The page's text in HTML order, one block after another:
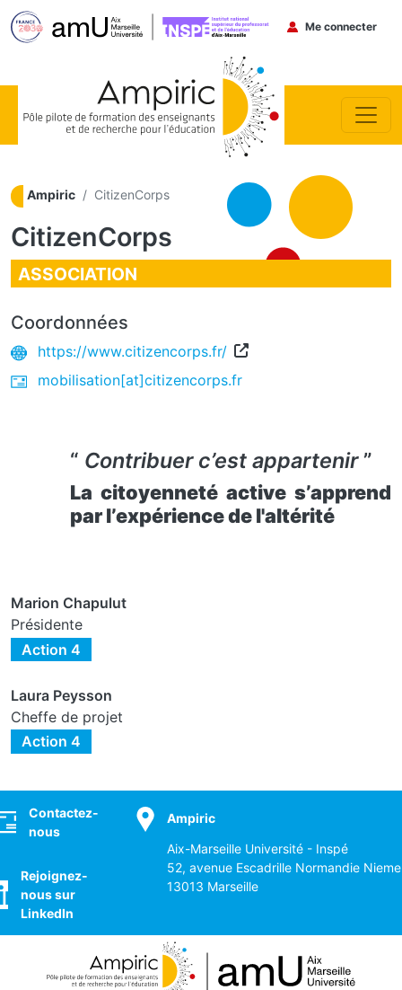
Menu du
Me connecter
Ampiric CitizenCorps
CitizenCorps
ASSOCIATION
Coordonnées
https://www.citizencorps.fr/
mobilisation[at]citizencorps.fr
“ Contribuer c’est appartenir”
La citoyenneté active s’apprend
par l’expérience de l'altérité
Marion Chapulut
Présidente
Action 4
Laura Peysson
Cheffe de projet
Action 4
Contactez-
nous
Rejoignez-
nous sur
LinkedIn
Ampiric
Aix-Marseille Université - Inspé
52, avenue Escadrille Normandie
13013 Marseille